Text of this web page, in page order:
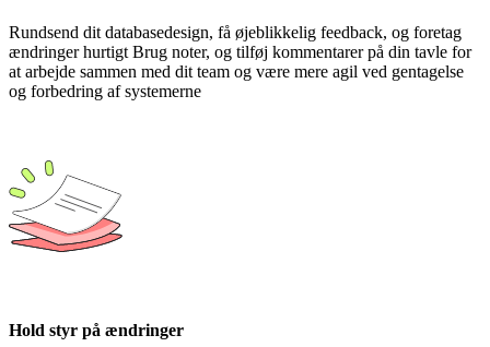
Rundsend dit databasedesign, få øjeblikkelig feedback, og foretag
ændringer hurtigt Brug noter, og tilføj kommentarer på din tavle for
at arbejde sammen med dit team og være mere agil ved gentagelse
og forbedring af systemerne
Hold styr på ændringer